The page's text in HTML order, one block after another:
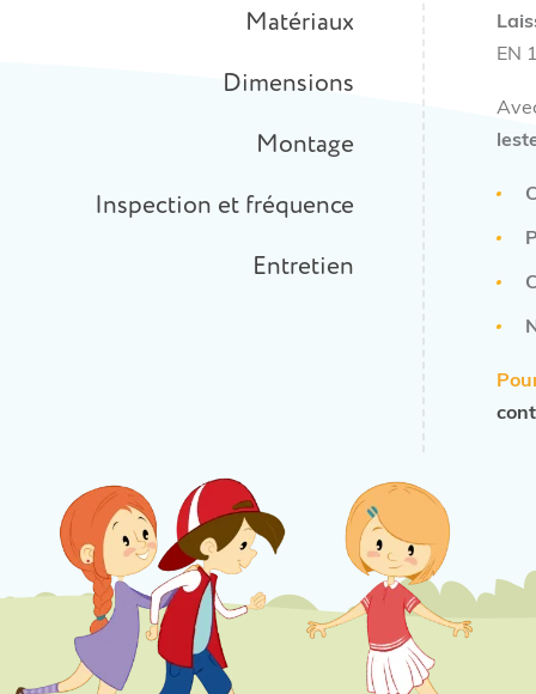
Matériaux
Dimensions
Montage
Inspection et fréquence
Entretien
EN